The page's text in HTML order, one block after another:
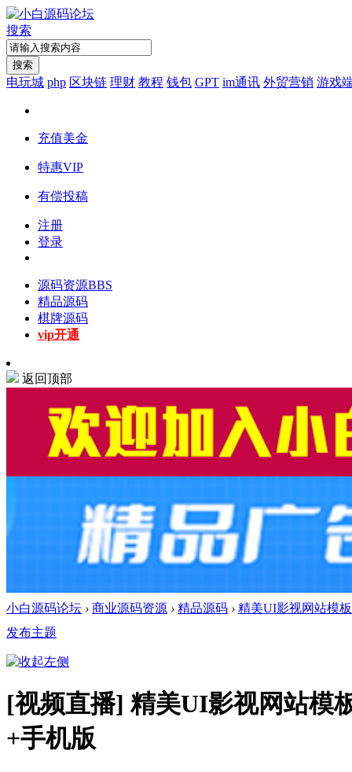
搜索
搜索
电玩城 php 区块链 理财 教程 钱包 GPT im通讯 外贸营销 游戏
充值美金
特惠VIP
有偿投稿
注册
登录
源码资源BBS
精品源码
棋牌源码
vip开通
返回顶部
小白源码论坛 › 商业源码资源 › 精品源码 › 精美UI影视网站模
发布主题
[视频直播] 精美UI影视网站模
+手机版